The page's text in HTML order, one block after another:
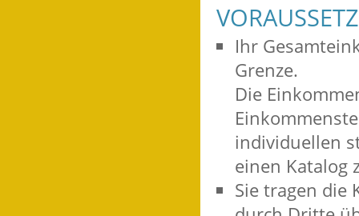
Ihr
Grenze.
Die
individuellen
einen Katalog
Sie tragen die